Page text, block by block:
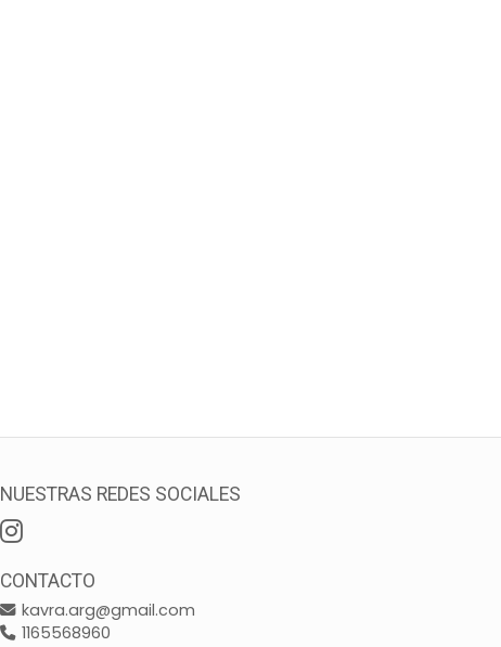
NUESTRAS REDES SOCIALES
CONTACTO
kavra.arg@gmail.com
1165568960